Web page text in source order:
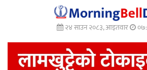
२४ साउन २०८३, आइतवार